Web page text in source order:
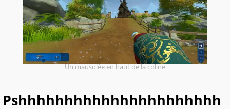
Un mausolée en haut de la coline
Pshhhhhhhhhhhhhhhhhhhhhh